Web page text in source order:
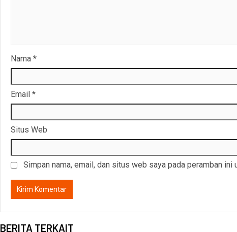
Nama *
Email *
Situs Web
Simpan nama, email, dan situs web saya pada peramban ini
BERITA TERKAIT